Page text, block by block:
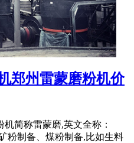
郑州雷蒙磨粉机价
简称雷蒙磨,英文全称：
粉制备、煤粉制备,比如生料